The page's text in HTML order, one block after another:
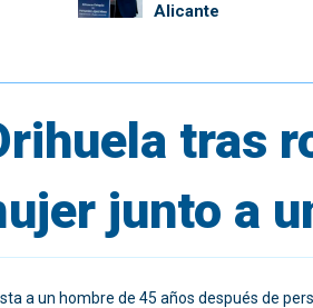
Alicante
tras
junto a
a un hombre de 45 años después de